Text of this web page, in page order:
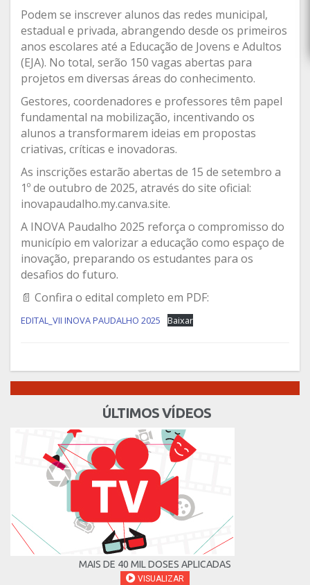
Podem se inscrever alunos das redes municipal,
estadual e privada, abrangendo desde os primeiros
anos escolares até a Educação de Jovens e Adultos
(EJA). No total, serão 150 vagas abertas para
projetos em diversas áreas do conhecimento.
Gestores, coordenadores e professores têm papel
fundamental na mobilização, incentivando os
alunos a transformarem ideias em propostas
criativas, críticas e inovadoras.
As inscrições estarão abertas de 15 de setembro a
1º de outubro de 2025, através do site oficial:
inovapaudalho.my.canva.site.
A INOVA Paudalho 2025 reforça o compromisso do
município em valorizar a educação como espaço de
inovação, preparando os estudantes para os
desafios do futuro.
📄 Confira o edital completo em PDF:
EDITAL_VII INOVA PAUDALHO 2025 Baixar
ÚLTIMOS VÍDEOS
MAIS DE 40 MIL DOSES APLICADAS
VISUALIZAR